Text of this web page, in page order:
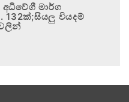
මාර්ග
132ක්;සියලු වියදම්